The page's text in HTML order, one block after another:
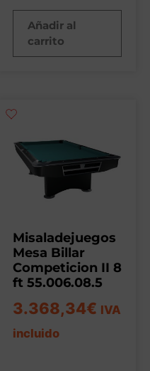
Añadir al
carrito
Misaladejuegos
Mesa Billar
Competicion II 8
ft 55.006.08.5
3.368,34€ IVA
incluido